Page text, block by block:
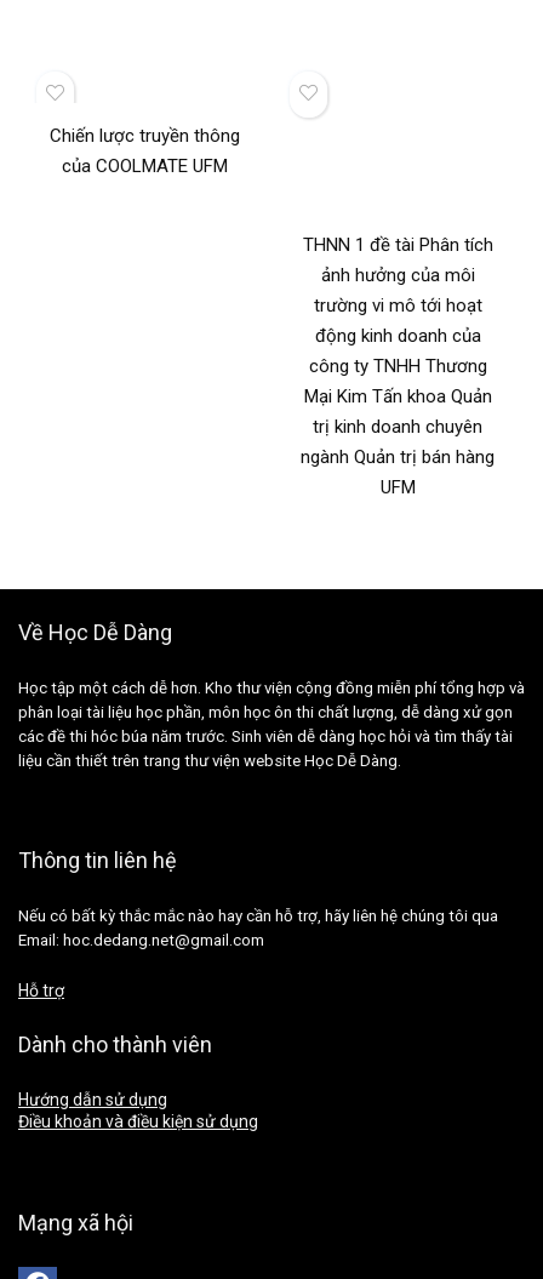
Chiến lược truyền thông
của COOLMATE UFM
THNN 1 đề tài Phân tích
ảnh hưởng của môi
trường vi mô tới hoạt
động kinh doanh của
công ty TNHH Thương
Mại Kim Tấn khoa Quản
trị kinh doanh chuyên
ngành Quản trị bán hàng
UFM
Về Học Dễ Dàng
Học tập một cách dễ hơn. Kho thư viện cộng đồng miễn phí tổng hợp và
phân loại tài liệu học phần, môn học ôn thi chất lượng, dễ dàng xử gọn
các đề thi hóc búa năm trước. Sinh viên dễ dàng học hỏi và tìm thấy tài
liệu cần thiết trên trang thư viện website Học Dễ Dàng.
Thông tin liên hệ
Nếu có bất kỳ thắc mắc nào hay cần hỗ trợ, hãy liên hệ chúng tôi qua
Email: hoc.dedang.net@gmail.com
Hỗ trợ
Dành cho thành viên
Hướng dẫn sử dụng
Điều khoản và điều kiện sử dụng
Mạng xã hội